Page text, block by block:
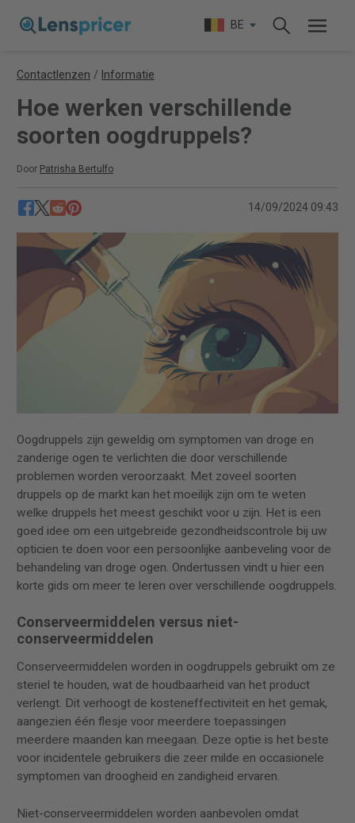
BE
Contactlenzen / Informatie
Hoe werken verschillende
soorten oogdruppels?
Door Patrisha Bertulfo
14/09/2024 09:43
Oogdruppels zijn geweldig om symptomen van droge en
zanderige ogen te verlichten die door verschillende
problemen worden veroorzaakt. Met zoveel soorten
druppels op de markt kan het moeilijk zijn om te weten
welke druppels het meest geschikt voor u zijn. Het is een
goed idee om een uitgebreide gezondheidscontrole bij uw
opticien te doen voor een persoonlijke aanbeveling voor de
behandeling van droge ogen. Ondertussen vindt u hier een
korte gids om meer te leren over verschillende oogdruppels.
Conserveermiddelen versus niet-
conserveermiddelen
Conserveermiddelen worden in oogdruppels gebruikt om ze
steriel te houden, wat de houdbaarheid van het product
verlengt. Dit verhoogt de kosteneffectiviteit en het gemak,
aangezien één flesje voor meerdere toepassingen
meerdere maanden kan meegaan. Deze optie is het beste
voor incidentele gebruikers die zeer milde en occasionele
symptomen van droogheid en zandigheid ervaren.
Niet-conserveermiddelen worden aanbevolen omdat